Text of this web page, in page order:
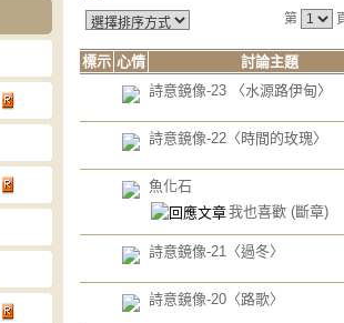
第
標示 心情
討論主題
詩意鏡像-23 〈水源路伊甸〉
詩意鏡像-22〈時間的玫瑰〉
魚化石
我也喜歡 (斷章)
詩意鏡像-21〈過冬〉
詩意鏡像-20〈路歌〉